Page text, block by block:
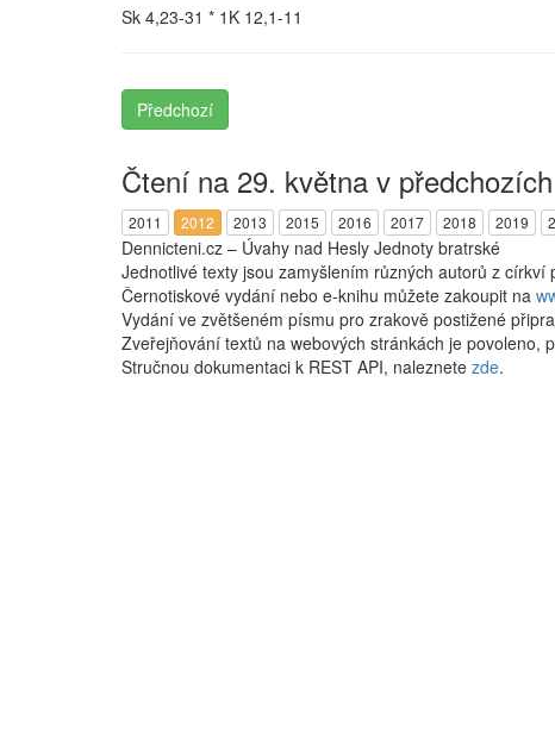
Sk 4,23-31 * 1K 12,1-11
Předchozí
Čtení na 29. května v
2011 2012 2013 2015 2016 2017 2018 2019
Dennicteni.cz – Úvahy nad Hesly Jednoty bratrské
Jednotlivé texty jsou zamyšlením různých autorů z
Černotiskové vydání nebo e-knihu můžete zakoupit na
Vydání ve zvětšeném písmu pro zrakově postižené
Zveřejňování textů na webových stránkách je
Stručnou dokumentaci k REST API, naleznete zde.